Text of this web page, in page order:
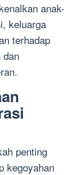
anak-
keluarga
terhadap
dan
penting
kegoyahan